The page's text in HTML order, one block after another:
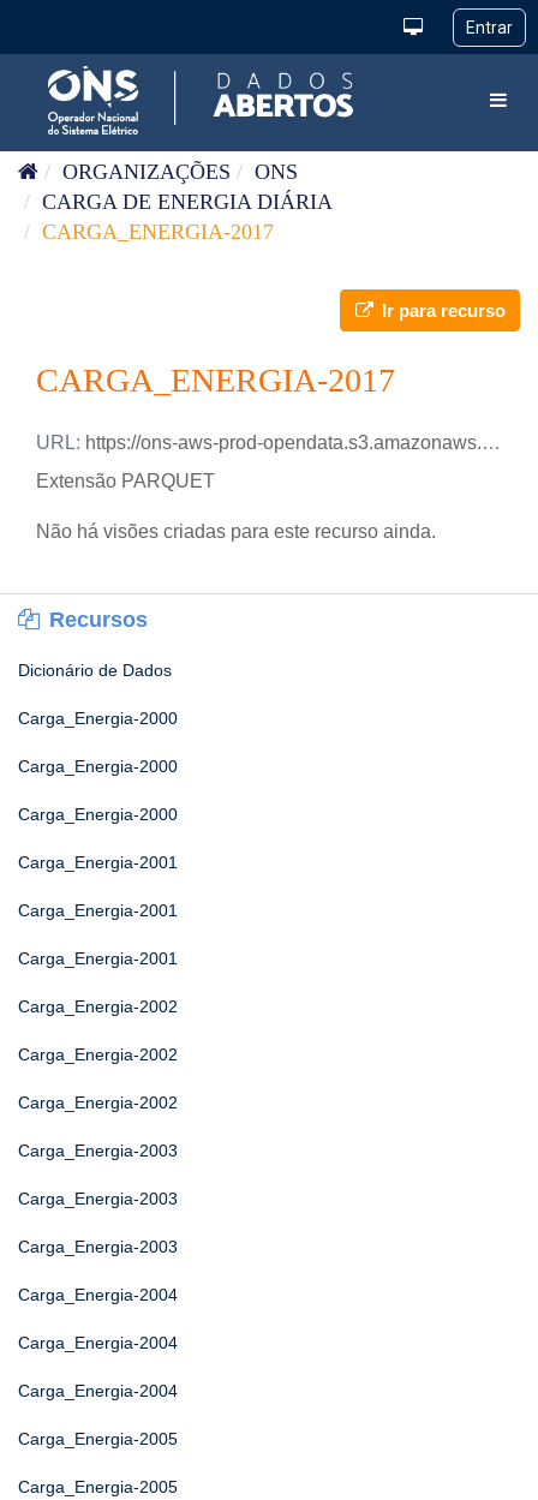
ORGANIZAÇÕES
ONS
CARGA DE ENERGIA DIÁRIA
CARGA_ENERGIA-2017
Ir para recurso
CARGA_ENERGIA-2017
URL: https://ons-aws-prod-opendata.s3.amazonaws.com/dataset/carga_energia_di/CARGA_ENERGIA_2017.parquet
Extensão PARQUET
Não há visões criadas para este recurso ainda.
Recursos
Dicionário de Dados
Carga_Energia-2000
Carga_Energia-2000
Carga_Energia-2000
Carga_Energia-2001
Carga_Energia-2001
Carga_Energia-2001
Carga_Energia-2002
Carga_Energia-2002
Carga_Energia-2002
Carga_Energia-2003
Carga_Energia-2003
Carga_Energia-2003
Carga_Energia-2004
Carga_Energia-2004
Carga_Energia-2004
Carga_Energia-2005
Carga_Energia-2005